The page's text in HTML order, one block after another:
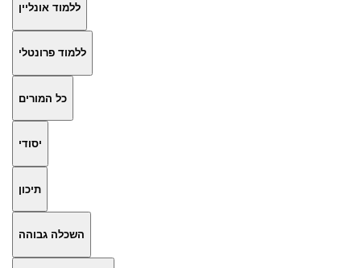
ללמוד אונליין
ללמוד פרונטלי
כל המורים
יסודי
תיכון
השכלה גבוהה